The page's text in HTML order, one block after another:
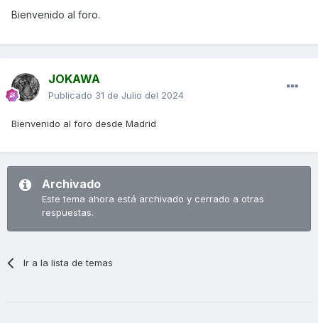
Bienvenido al foro.
JOKAWA
Publicado 31 de Julio del 2024
Bienvenido al foro desde Madrid
Archivado
Este tema ahora está archivado y cerrado a otras
respuestas.
Ir a la lista de temas